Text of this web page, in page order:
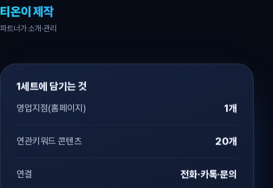
티온이 제작
파트너가 소개·관리
1세트에 담기는 것
영업지점(홈페이지) 1개
연관키워드 콘텐츠 20개
연결 전화·카톡·문의